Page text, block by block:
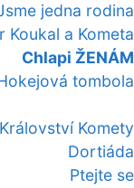
jedna rodina
Koukal a Kometa
Chlapi ŽENÁM
tombola
Království Komety
Dortiáda
Ptejte se